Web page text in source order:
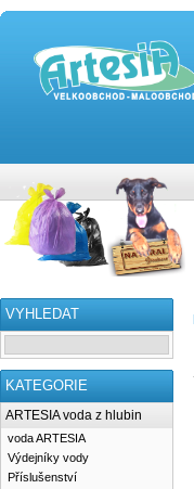
VYHLEDAT
KATEGORIE
ARTESIA voda z hlubin
voda ARTESIA
Výdejníky vody
Příslušenství